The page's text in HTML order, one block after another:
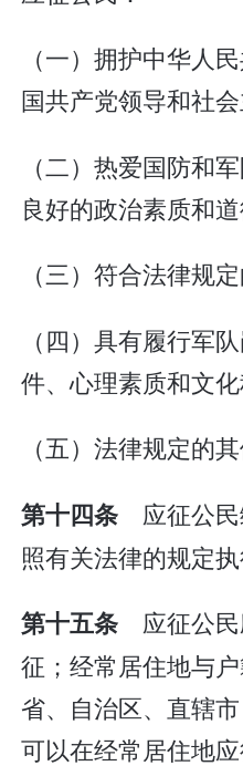
（一）拥护中华人
国共产党领导和社会
（二）热爱国防和
良好的政治素质和道
（三）符合法律规
（四）具有履行军
件、心理素质和文化
（五）法律规定的其
第十四条 应征公民
照有关法律的规定执
第十五条 应征公民
征；经常居住地与
省、自治区、直辖
可以在经常居住地